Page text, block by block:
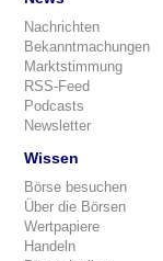
Nachrichten
Bekanntmachungen
Marktstimmung
RSS-Feed
Podcasts
Newsletter
Wissen
Börse besuchen
Über die Börsen
Wertpapiere
Handeln